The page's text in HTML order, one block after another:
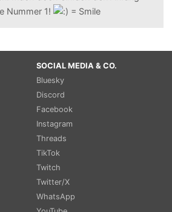
Nummer 1!
SOCIAL MEDIA & CO.
Bluesky
Discord
Facebook
Instagram
Threads
TikTok
Twitch
Twitter/X
WhatsApp